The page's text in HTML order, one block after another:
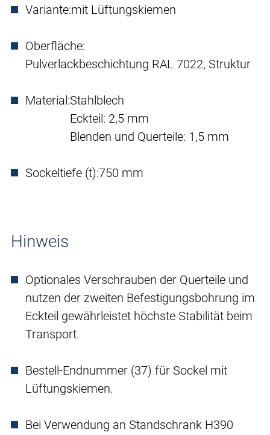
Variante:mit Lüftungskiemen
Oberfläche:
Pulverlackbeschichtung RAL 7022, Struktur
Material:Stahlblech
Eckteil: 2,5 mm
Blenden und Querteile: 1,5 mm
Sockeltiefe (t):750 mm
Hinweis
Optionales Verschrauben der Querteile und
nutzen der zweiten Befestigungsbohrung im
Eckteil gewährleistet höchste Stabilität beim
Transport.
Bestell-Endnummer (37) für Sockel mit
Lüftungskiemen.
Bei Verwendung an Standschrank H390